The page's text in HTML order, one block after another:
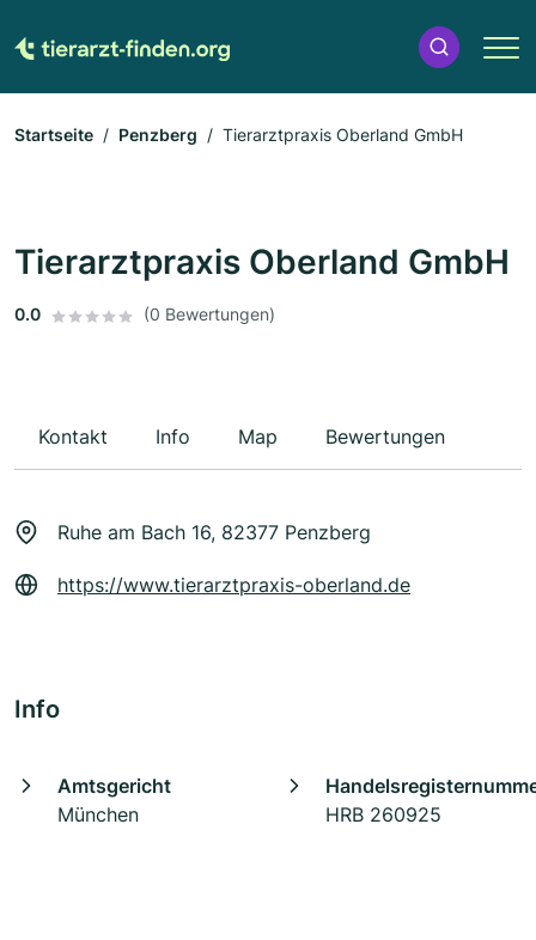
Startseite Penzberg Tierarztpraxis Oberland GmbH
Tierarztpraxis Oberland GmbH
0.0 (0 Bewertungen)
Kontakt Info Map Bewertungen
Ruhe am Bach 16, 82377 Penzberg
https://www.tierarztpraxis-oberland.de
Info
Amtsgericht
München
HRB 260925